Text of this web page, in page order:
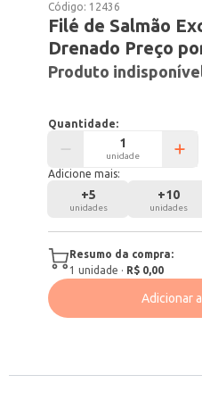
Código: 12436
Filé de Salmão
Drenado Preço
Produto
Quantidade:
unidade
Adicione mais:
+5
unidades
+10
unidades
Resumo da compra:
1 unidade · R$ 0,00
Adicionar